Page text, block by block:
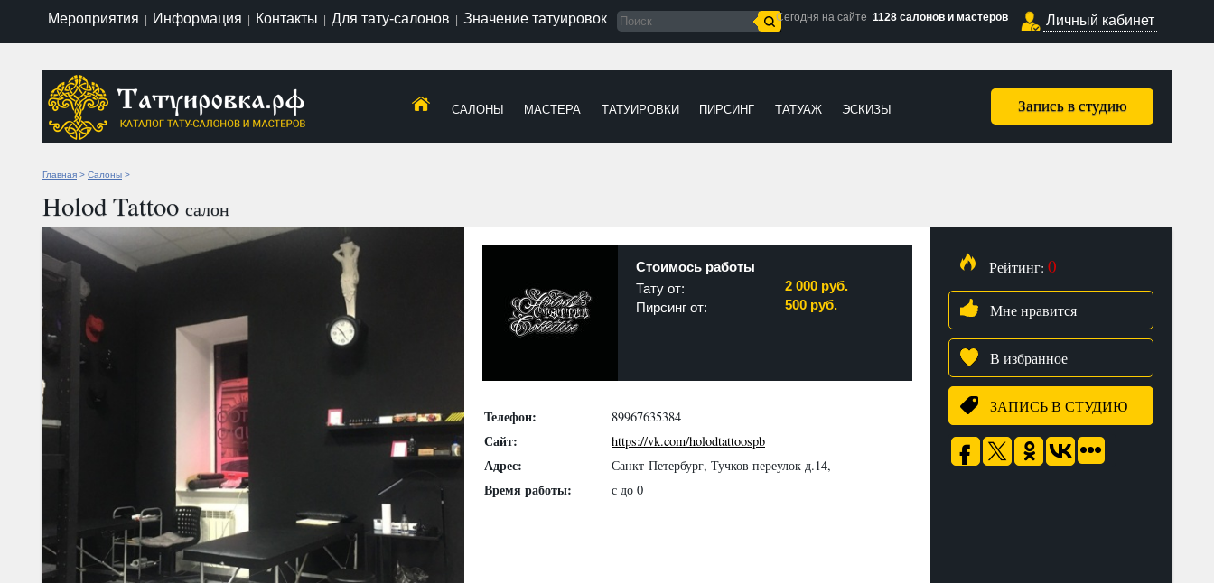
Мероприятия Информация Контакты Для тату-салонов Значение татуировок Сегодня на сайте 1128 салонов и мастеров Личный кабинет
Запись в студию
САЛОНЫ МАСТЕРА ТАТУИРОВКИ ПИРСИНГ ТАТУАЖ ЭСКИЗЫ
Главная > Салоны >
Holod Tattoo салон
Стоимось работы
Тату от:
2 000 руб.
Пирсинг от:
500 руб.
Телефон: 89967635384
Сайт: https://vk.com/holodtattoospb
Адрес: Санкт-Петербург, Тучков переулок д.14,
Время работы: с до 0
Рейтинг: 0
Мне нравится
В избранное
ЗАПИСЬ В СТУДИЮ